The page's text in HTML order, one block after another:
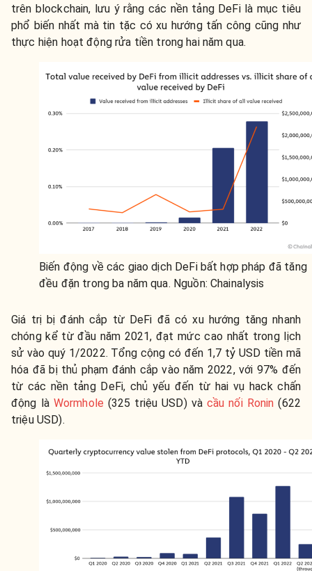
trên blockchain, lưu ý rằng các nền tảng DeFi là mục tiêu
phổ biến nhất mà tin tặc có xu hướng tấn công cũng như
thực hiện hoạt động rửa tiền trong hai năm qua.
Biến động về các giao dịch DeFi bất hợp pháp đã tăng
đều đặn trong ba năm qua. Nguồn: Chainalysis
Giá trị bị đánh cắp từ DeFi đã có xu hướng tăng nhanh
chóng kể từ đầu năm 2021, đạt mức cao nhất trong lịch
sử vào quý 1/2022. Tổng cộng có đến 1,7 tỷ USD tiền mã
hóa đã bị thủ phạm đánh cắp vào năm 2022, với 97% đến
từ các nền tảng DeFi, chủ yếu đến từ hai vụ hack chấn
động là Wormhole (325 triệu USD) và cầu nối Ronin (622
triệu USD).